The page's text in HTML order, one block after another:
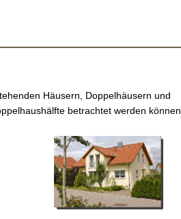
Häusern, Doppelhäusern und
betrachtet werden können.